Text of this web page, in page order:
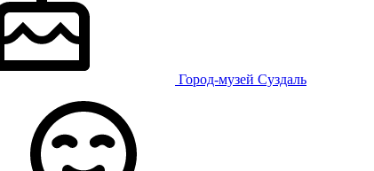
Город-музей Суздаль